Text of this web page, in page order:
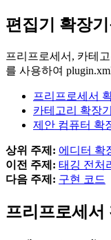
편집기 확장
프리프로세서, 카테
를 사용하여
프리프로세서
카테고리 확장
제안 컴퓨터 확
상위 주제: 에디터 확
이전 주제: 태깅 전처
다음 주제: 구현 코드
프리프로세서